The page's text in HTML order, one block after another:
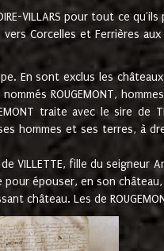
VILLARS pour tout ce
Corcelles et Ferrières aux
En sont exclus les
ROUGEMONT,
traite avec le sire de
hommes et ses terres, à
VILLETTE, fille du
épouser, en son
château. Les de